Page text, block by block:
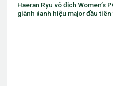
PGA Championship 2026,
tiên trong sự nghiệp